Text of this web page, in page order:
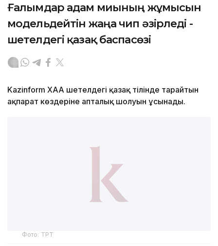
Ғалымдар адам миының жұмысын
модельдейтін жаңа чип әзірледі -
шетелдегі қазақ баспасөзі
Kazinform ХАА шетелдегі қазақ тілінде тарайтын
ақпарат көздеріне апталық шолуын ұсынады.
Фото: ТРТ